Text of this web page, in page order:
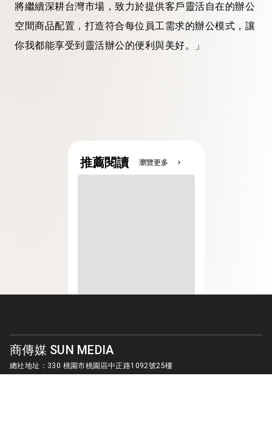
將繼續深耕台灣市場，致力於提供客戶靈活自在的辦公
空間商品配置，打造符合每位員工需求的辦公模式，讓
你我都能享受到靈活辦公的便利與美好。」
推薦閱讀 瀏覽更多 chevron_right
商傳媒 SUN MEDIA
總社地址：330 桃園市桃園區中正路1092號25樓